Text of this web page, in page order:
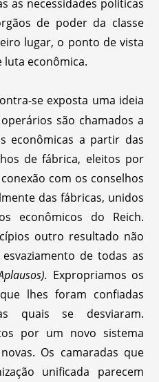
as necessidades políticas
de poder da classe
lugar, o ponto de vista
econômica.
se exposta uma ideia
são chamados a
econômicas a partir das
de fábrica, eleitos por
com os conselhos
das fábricas, unidos
econômicos do Reich.
outro resultado não
de todas as
Expropriamos os
lhes foram confiadas
quais se desviaram.
por um novo sistema
Os camaradas que
unificada parecem